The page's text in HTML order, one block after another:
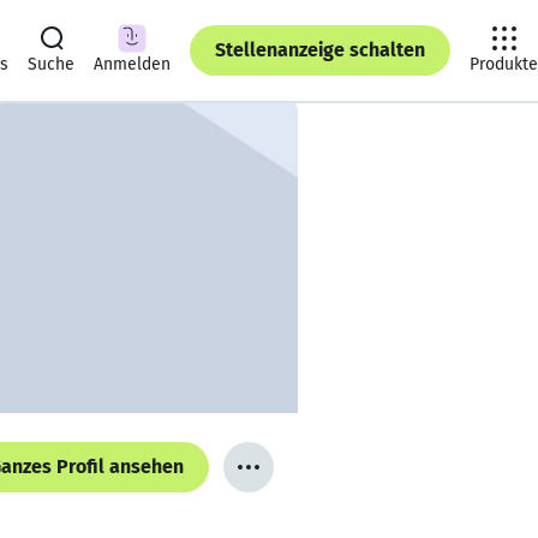
Suche Anmelden
Stellenanzeige schalten
Produkte
Profil ansehen